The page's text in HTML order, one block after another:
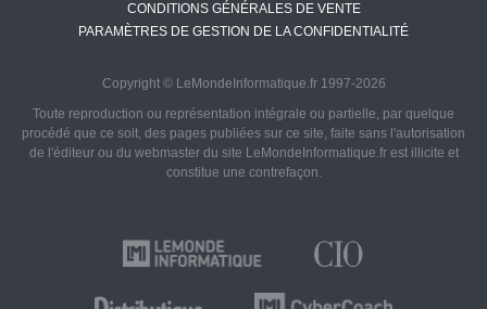
CONDITIONS GÉNÉRALES DE VENTE
PARAMÈTRES DE GESTION DE LA CONFIDENTIALITÉ
Copyright © LeMondeInformatique.fr 1997-2026
Toute reproduction ou représentation intégrale ou partielle, par quelque
procédé que ce soit, des pages publiées sur ce site, faite sans l'autorisation
de l'éditeur ou du webmaster du site LeMondeInformatique.fr est illicite et
constitue une contrefaçon.